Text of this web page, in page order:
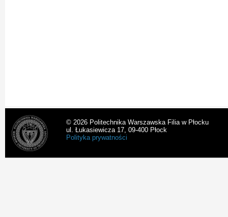
© 2026 Politechnika Warszawska Filia w Płocku
ul. Łukasiewicza 17, 09-400 Płock
Polityka prywatności